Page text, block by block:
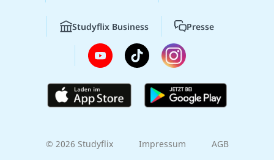
Studyflix Business Presse
© 2026 Studyflix Impressum AGB